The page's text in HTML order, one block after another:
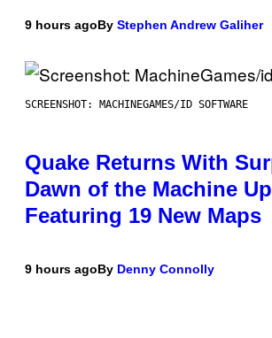
9 hours agoBy Stephen Andrew Galiher
SCREENSHOT: MACHINEGAMES/ID SOFTWARE
Quake Returns With
Dawn of the Machine
Featuring 19 New Maps
9 hours agoBy Denny Connolly